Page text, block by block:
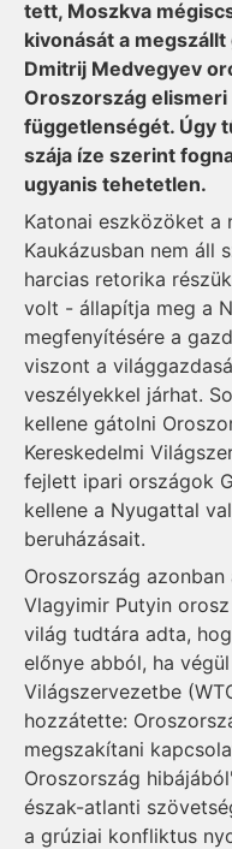
tett, Moszkva
kivonását a
Dmitrij Medvegyev
Oroszország
függetlenségét. Úgy
szája íze szerint
ugyanis tehetetlen.
Katonai eszközöket a
Kaukázusban nem áll
harcias retorika
volt - állapítja meg a
megfenyítésére a
viszont a
veszélyekkel járhat.
kellene gátolni
Kereskedelmi
fejlett ipari országok
kellene a Nyugattal
beruházásait.
Oroszország
Vlagyimir Putyin
világ tudtára adta,
előnye abból, ha
Világszervezetbe
hozzátette:
megszakítani
Oroszország
észak-atlanti
a grúziai konfliktus